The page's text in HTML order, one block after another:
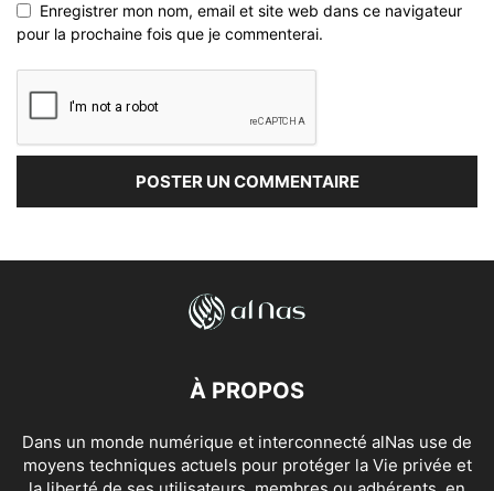
Enregistrer mon nom, email et site web dans ce navigateur
pour la prochaine fois que je commenterai.
À PROPOS
Dans un monde numérique et interconnecté alNas use de
moyens techniques actuels pour protéger la Vie privée et